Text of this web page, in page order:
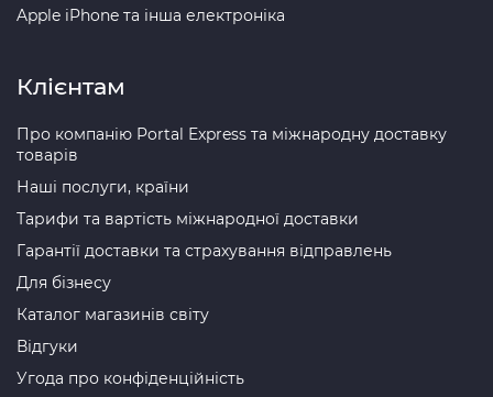
Apple iPhone та інша електроніка
Клієнтам
Про компанію Portal Express та міжнародну доставку
товарів
Наші послуги, країни
Тарифи та вартість міжнародної доставки
Гарантії доставки та страхування відправлень
Для бізнесу
Каталог магазинів світу
Відгуки
Угода про конфіденційність